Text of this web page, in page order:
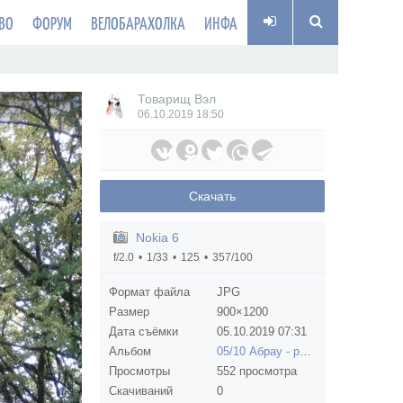
ФОРУМ ВЕЛОБАРАХОЛКА ИНФА
Товарищ Вэл
06.10.2019 18:50
Скачать
Nokia 6
f/2.0 1/33 125 357/100
Формат файла
JPG
Размер
900×1200
Дата съёмки
05.10.2019 07:31
Альбом
05/10 Абрау - разведка
Просмотры
552 просмотра
Скачиваний
0